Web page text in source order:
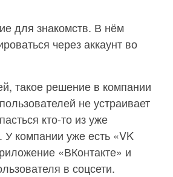
для знакомств. В нём
через аккаунт во
такое решение в компании
не устраивает
кто-то из уже
компании уже есть «VK
«ВКонтакте» и
в соцсети.